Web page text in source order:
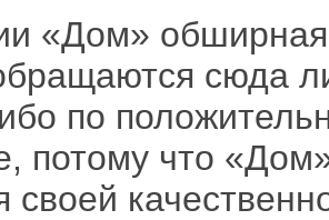
«Дом»
сюда
по
потому что
своей